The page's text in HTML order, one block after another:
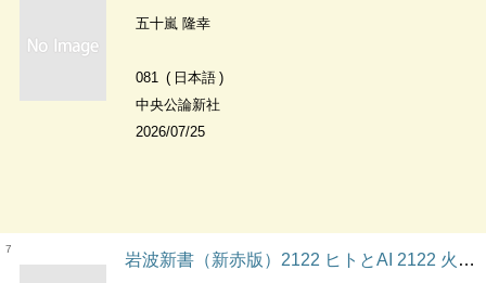
五十嵐 隆幸
081
日本語
中央公論新社
2026/07/25
7
岩波新書（新赤版）2122 ヒトとAI 2122 火の色の歌人 岩波新書（新赤版）